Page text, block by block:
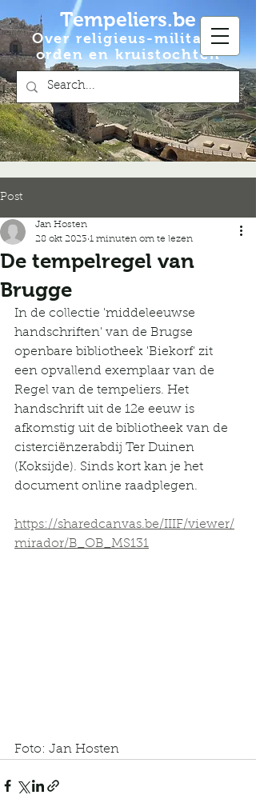
Tempeliers.be
Over religieus-militaire
orden en kruistochten
Post
De tempelregel van
Brugge
Jan Hosten
28 okt 2023 1 minuten om te lezen
In de collectie 'middeleeuwse
handschriften' van de Brugse
openbare bibliotheek 'Biekorf' zit
een opvallend exemplaar van de
Regel van de tempeliers. Het
handschrift uit de 12e eeuw is
afkomstig uit de bibliotheek van de
cisterciënzerabdij Ter Duinen
(Koksijde). Sinds kort kan je het
document online raadplegen.
https://sharedcanvas.be/IIIF/viewer/
mirador/B_OB_MS131
Foto: Jan Hosten